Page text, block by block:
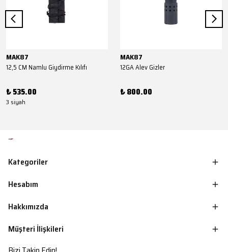
MAK87
12,5 CM Namlu Giydirme Kılıfı
₺ 535.00
3 siyah
MAK87
12GA Alev Gizler
₺ 800.00
Kategoriler
Hesabım
Hakkımızda
Müşteri İlişkileri